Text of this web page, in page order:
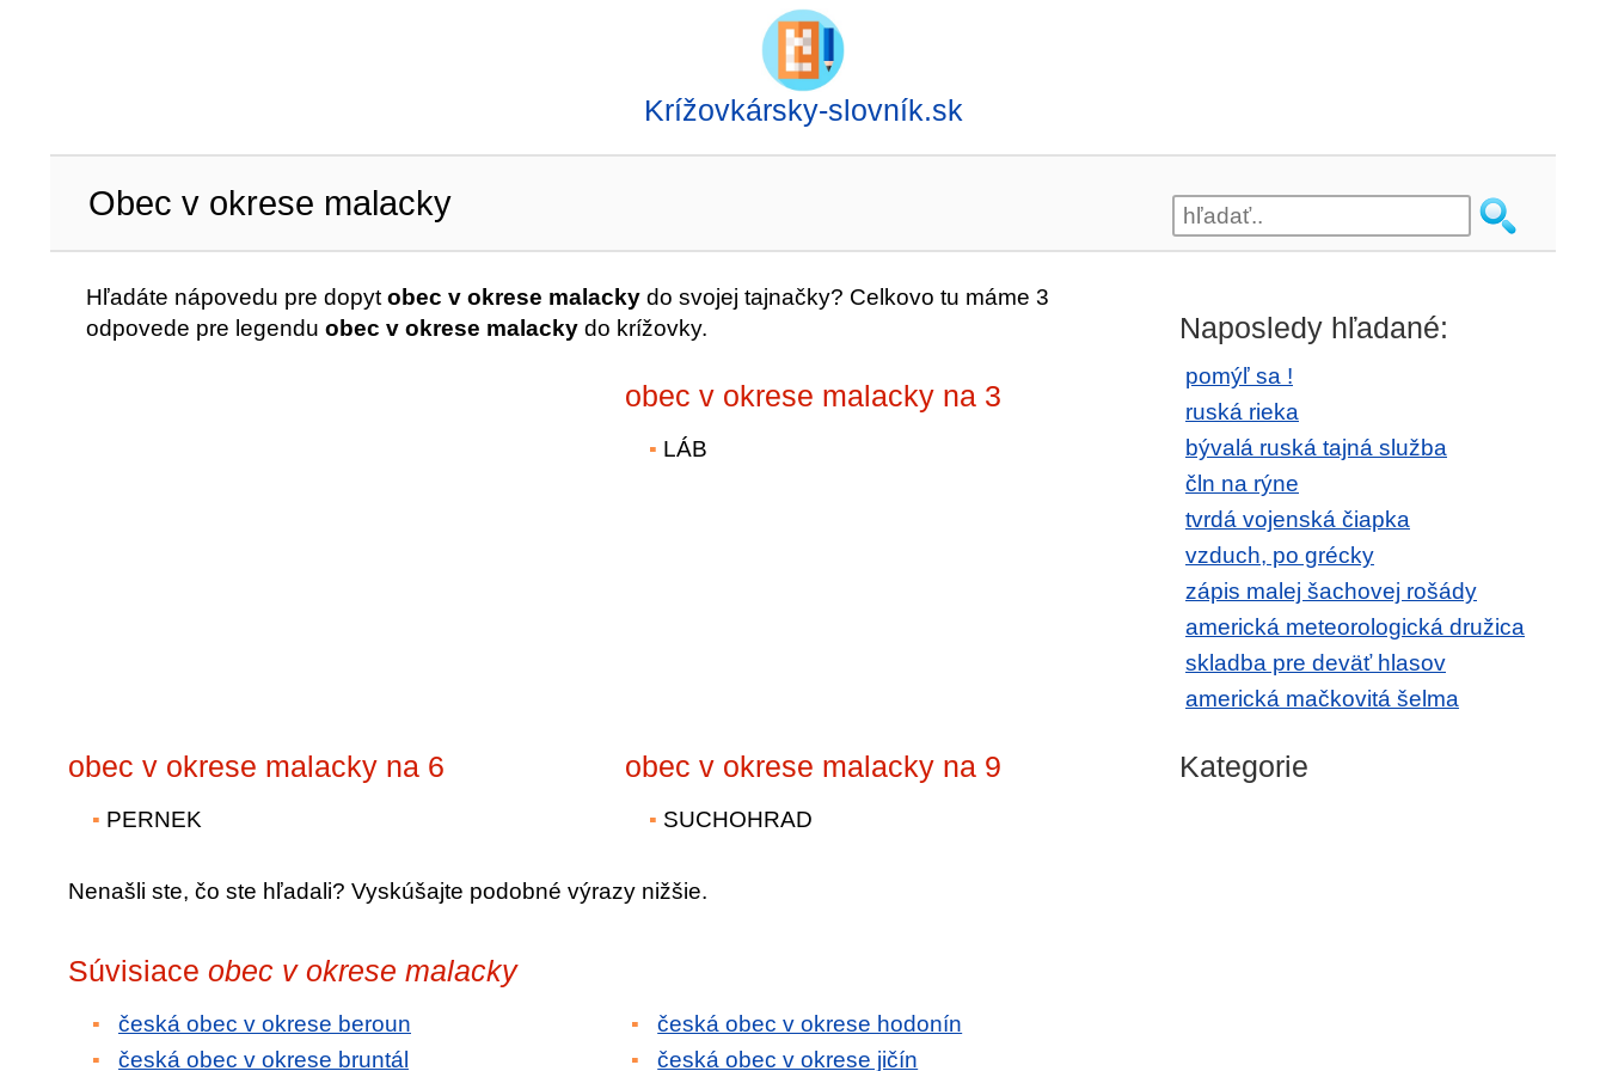
Krížovkársky-slovník.sk
Obec v okrese malacky
Hľadáte nápovedu pre dopyt obec v okrese malacky do svojej tajnačky? Celkovo tu máme 3
odpovede pre legendu obec v okrese malacky do krížovky.
obec v okrese malacky na 3
LÁB
obec v okrese malacky na 6
PERNEK
obec v okrese malacky na 9
SUCHOHRAD
Nenašli ste, čo ste hľadali? Vyskúšajte podobné výrazy nižšie.
Súvisiace obec v okrese malacky
česká obec v okrese beroun
česká obec v okrese bruntál
česká obec v okrese hodonín
česká obec v okrese jičín
Naposledy hľadané:
pomýľ sa !
ruská rieka
bývalá ruská tajná služba
čln na rýne
tvrdá vojenská čiapka
vzduch, po grécky
zápis malej šachovej rošády
americká meteorologická družica
skladba pre deväť hlasov
americká mačkovitá šelma
Kategorie